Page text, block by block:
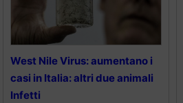
West Nile Virus: aumentano i
casi in Italia: altri due animali
Infetti